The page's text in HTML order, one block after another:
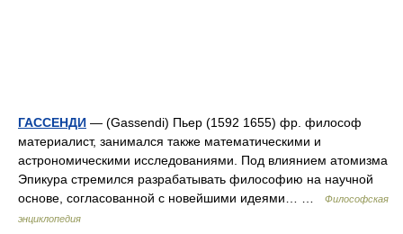
ГАССЕНДИ — (Gassendi) Пьер (1592 1655) фр. философ
материалист, занимался также математическими и
астрономическими исследованиями. Под влиянием атомизма
Эпикура стремился разрабатывать философию на научной
основе, согласованной с новейшими идеями… …
Философская
энциклопедия